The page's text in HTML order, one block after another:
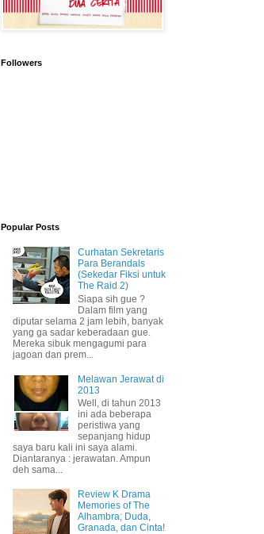
Followers
Popular Posts
Curhatan Sekretaris
Para Berandals
(Sekedar Fiksi untuk
The Raid 2)
Siapa sih gue ?
Dalam film yang
diputar selama 2 jam lebih, banyak
yang ga sadar keberadaan gue.
Mereka sibuk mengagumi para
jagoan dan prem...
Melawan Jerawat di
2013
Well, di tahun 2013
ini ada beberapa
peristiwa yang
sepanjang hidup
saya baru kali ini saya alami.
Diantaranya : jerawatan. Ampun
deh sama...
Review K Drama
Memories of The
Alhambra; Duda,
Granada, dan Cinta!